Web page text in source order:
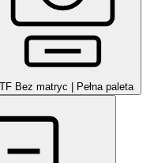
Bez matryc | Pełna paleta